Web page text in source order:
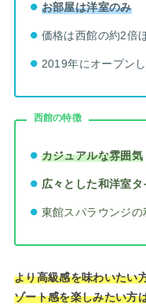
お部屋は洋室のみ
価格は西館の約2倍
2019年にオープン
西館の特徴
カジュアルな雰囲気
広々とした和洋室タ
東館スパラウンジの
より高級感を味わいたい
ゾート感を楽しみたい方